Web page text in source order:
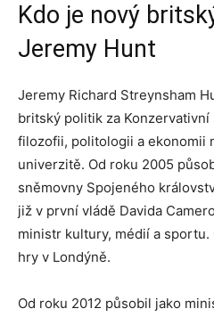
Kdo je nový
Jeremy Hunt
Jeremy Richard Streynsham
britský politik za Konzervativní
filozofii, politologii a ekonomii
univerzitě. Od roku 2005
sněmovny Spojeného
již v první vládě Davida
ministr kultury, médií a
hry v Londýně.
Od roku 2012 působil jako